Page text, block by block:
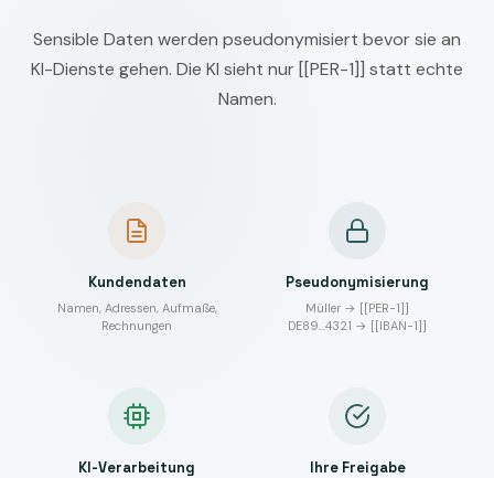
Sensible Daten werden pseudonymisiert bevor sie an
KI-Dienste gehen. Die KI sieht nur [[PER-1]] statt echte
Namen.
Kundendaten
Namen, Adressen, Aufmaße,
Rechnungen
Pseudonymisierung
Müller → [[PER-1]]
DE89…4321 → [[IBAN-1]]
KI-Verarbeitung Ihre Freigabe